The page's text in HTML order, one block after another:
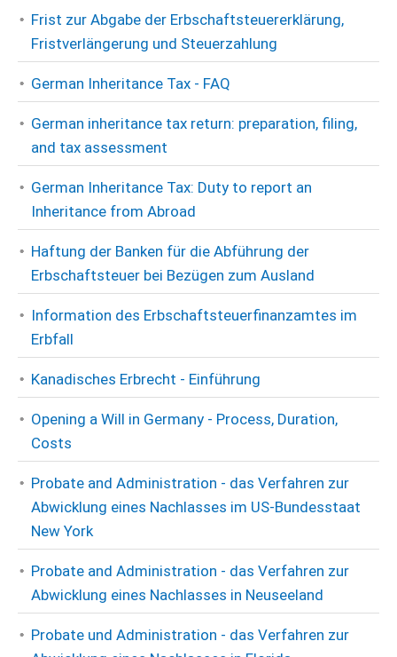
Frist zur Abgabe der Erbschaftsteuererklärung,
Fristverlängerung und Steuerzahlung
German Inheritance Tax - FAQ
German inheritance tax return: preparation, filing,
and tax assessment
German Inheritance Tax: Duty to report an
Inheritance from Abroad
Haftung der Banken für die Abführung der
Erbschaftsteuer bei Bezügen zum Ausland
Information des Erbschaftsteuerfinanzamtes im
Erbfall
Kanadisches Erbrecht - Einführung
Opening a Will in Germany - Process, Duration,
Costs
Probate and Administration - das Verfahren zur
Abwicklung eines Nachlasses im US-Bundesstaat
New York
Probate and Administration - das Verfahren zur
Abwicklung eines Nachlasses in Neuseeland
Probate und Administration - das Verfahren zur